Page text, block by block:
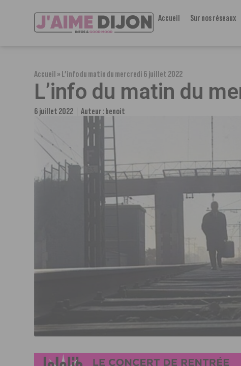
Accueil Sur nos réseaux
Accueil»L’info du matin du mercredi 6 juillet 2022
L’info du matin du
6 juillet 2022 Auteur :benoit